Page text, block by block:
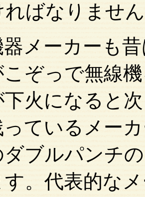
ればなりませ
メーカーも
こぞっで無線
下火になると
ているメー
ダブルパンチ
。代表的な